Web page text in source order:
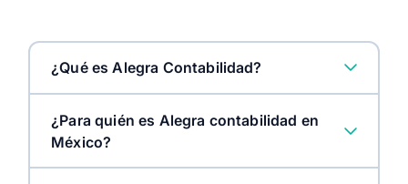
¿Qué es Alegra Contabilidad?
¿Para quién es Alegra contabilidad en
México?